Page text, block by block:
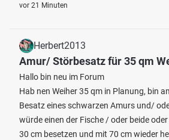
vor 21 Minuten
Herbert2013
Amur/ Störbesatz für 35 qm
Hallo bin neu im Forum
Hab nen Weiher 35 qm in Planung, bin
Besatz eines schwarzen Amurs und/
würde einen der Fische / oder beide
30 cm besetzen und mit 70 cm wieder